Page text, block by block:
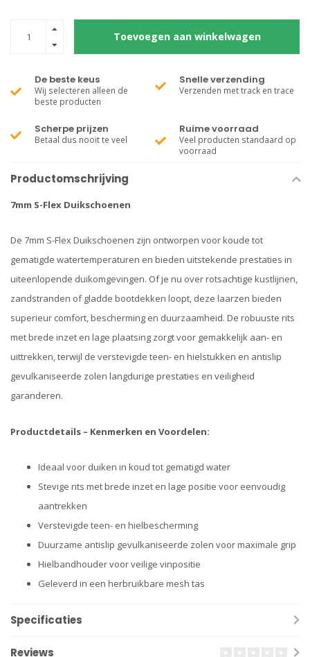
Toevoegen aan winkelwagen
De beste keus
Wij selecteren alleen de
beste producten
Snelle verzending
Verzenden met track en trace
Scherpe prijzen
Betaal dus nooit te veel
Ruime voorraad
Veel producten standaard op
voorraad
Productomschrijving
7mm S-Flex Duikschoenen
De 7mm S-Flex Duikschoenen zijn ontworpen voor koude tot
gematigde watertemperaturen en bieden uitstekende prestaties in
uiteenlopende duikomgevingen. Of je nu over rotsachtige kustlijnen,
zandstranden of gladde bootdekken loopt, deze laarzen bieden
superieur comfort, bescherming en duurzaamheid. De robuuste rits
met brede inzet en lage plaatsing zorgt voor gemakkelijk aan- en
uittrekken, terwijl de verstevigde teen- en hielstukken en antislip
gevulkaniseerde zolen langdurige prestaties en veiligheid
garanderen.
Productdetails – Kenmerken en Voordelen:
Ideaal voor duiken in koud tot gematigd water
Stevige rits met brede inzet en lage positie voor eenvoudig
aantrekken
Verstevigde teen- en hielbescherming
Duurzame antislip gevulkaniseerde zolen voor maximale grip
Hielbandhouder voor veilige vinpositie
Geleverd in een herbruikbare mesh tas
Specificaties
Reviews